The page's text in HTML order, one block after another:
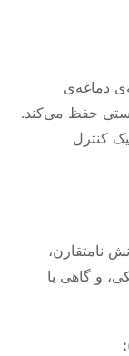
دماغه‌ی
دستی حفظ می‌کند.
کنترل
نامتقارن،
و گاهی با